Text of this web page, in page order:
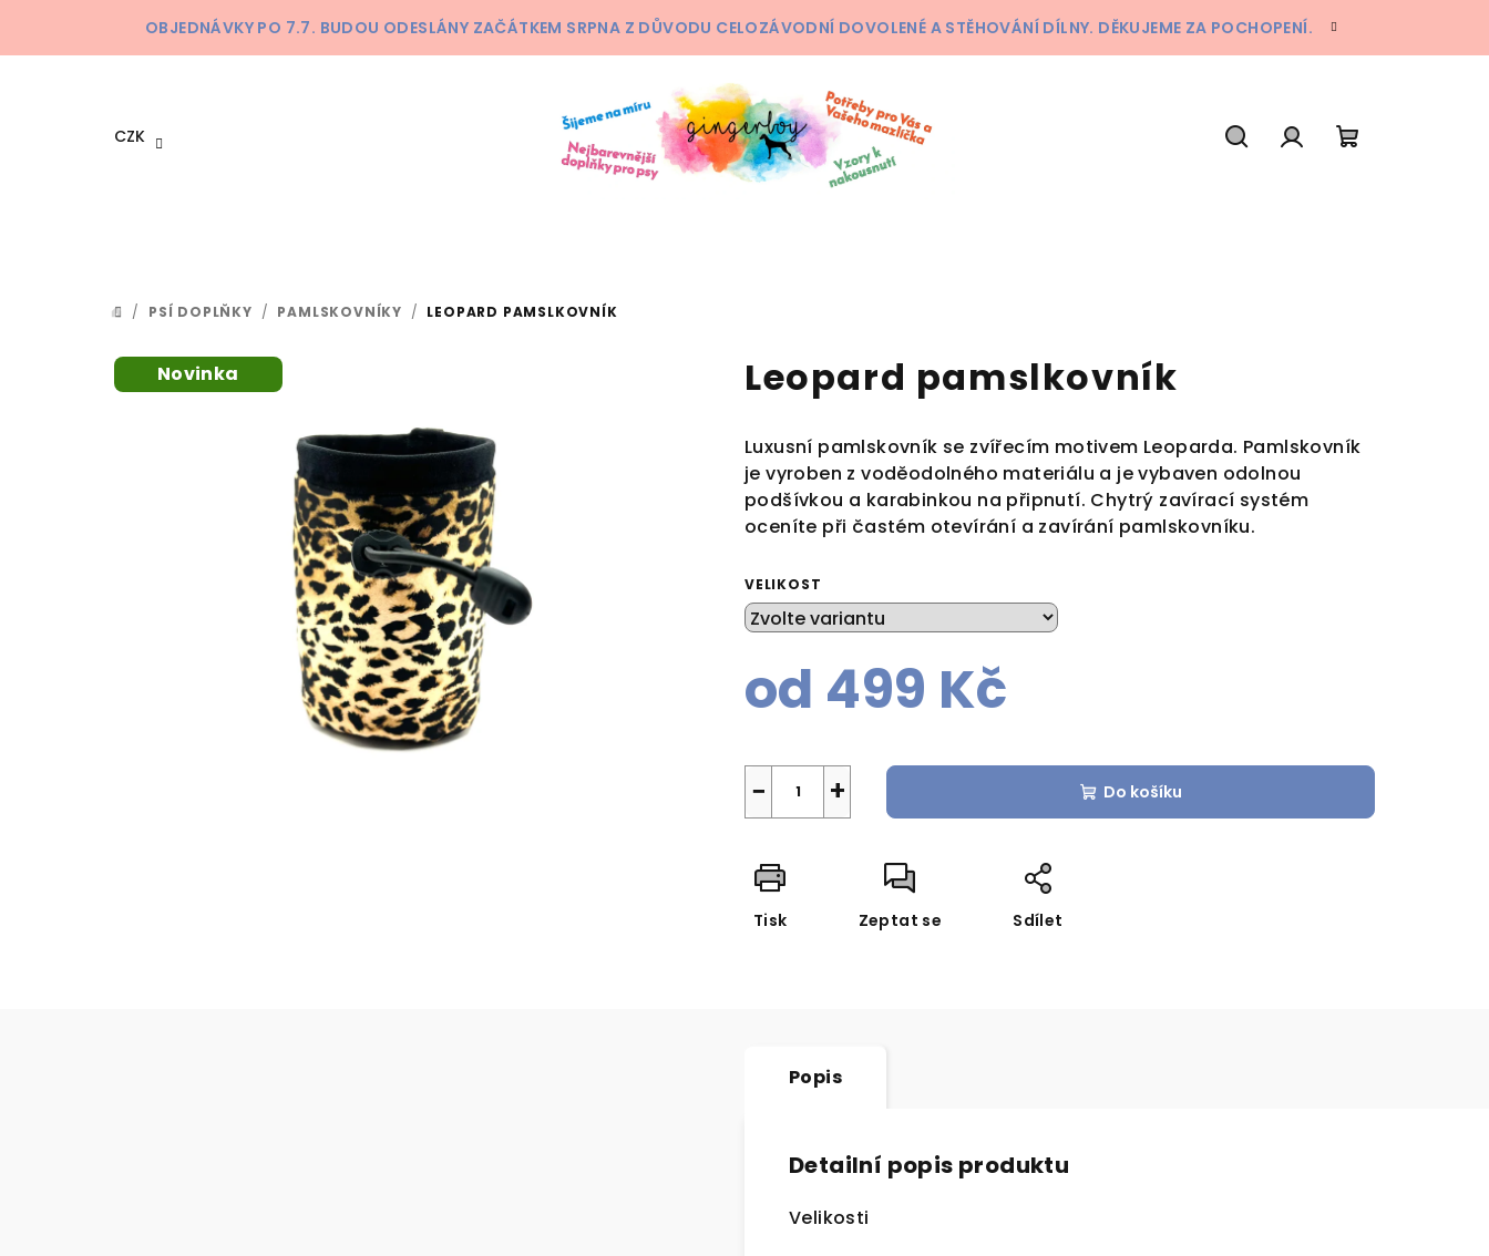
OBJEDNÁVKY PO 7.7. BUDOU ODESLÁNY ZAČÁTKEM SRPNA Z DŮVODU CELOZÁVODNÍ DOVOLENÉ A STĚHOVÁNÍ DÍLNY. DĚKUJEME ZA POCHOPENÍ.
CZK
DOMŮ
/ PSÍ DOPLŇKY / PAMLSKOVNÍKY / LEOPARD PAMSLKOVNÍK
Leopard pamslkovník
Luxusní pamlskovník se zvířecím motivem Leoparda. Pamlskovník
je vyroben z voděodolného materiálu a je vybaven odolnou
podšívkou a karabinkou na připnutí. Chytrý zavírací systém
oceníte při častém otevírání a zavírání pamlskovníku.
VELIKOST
od 499 Kč
cena:
+
− Do košíku
Tisk Zeptat se Sdílet
Novinka
Popis
Detailní popis produktu
Velikosti